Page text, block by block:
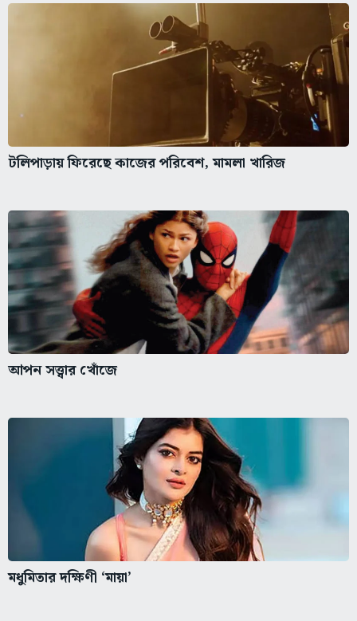
টলিপাড়ায় ফিরেছে কাজের পরিবেশ, মামলা খারিজ
আপন সত্ত্বার খোঁজে
মধুমিতার দক্ষিণী ‘মায়া’